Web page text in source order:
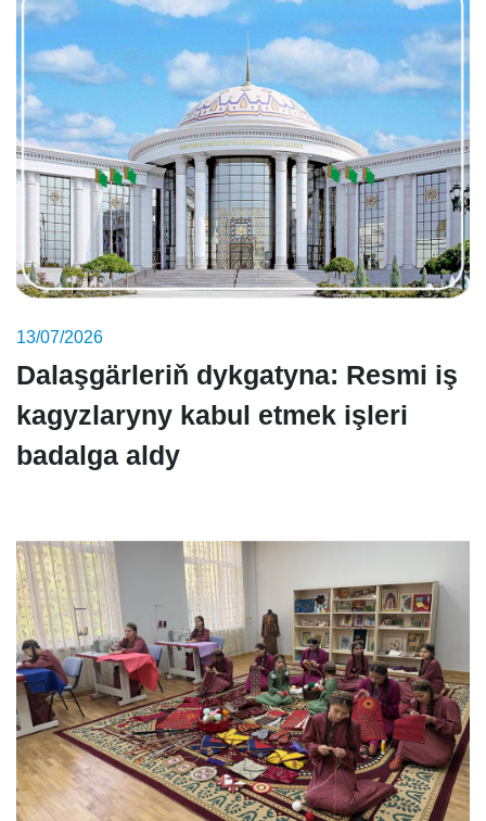
13/07/2026
Dalaşgärleriň dykgatyna: Resmi iş
kagyzlaryny kabul etmek işleri
badalga aldy